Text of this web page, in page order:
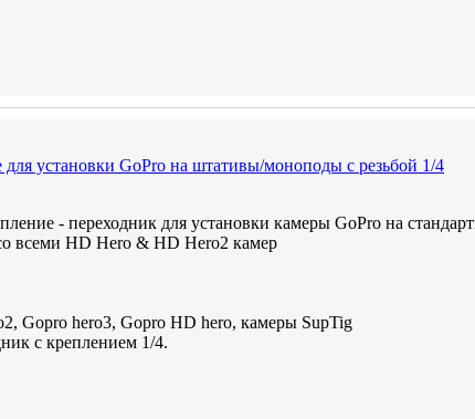
установки GoPro на штативы/моноподы c резьбой 1/4
- переходник для установки камеры GoPro на
всеми HD Hero & HD Hero2 камер
Gopro hero3, Gopro HD hero, камеры SupTig
с креплением 1/4.